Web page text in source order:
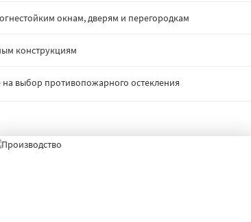
окнам, дверям и перегородкам
конструкциям
выбор противопожарного остекления